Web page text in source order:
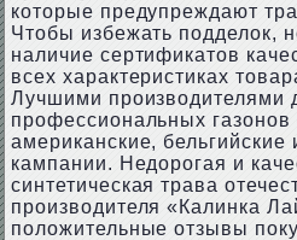
которые предупреждают
Чтобы избежать подделок,
наличие сертификатов
всех характеристиках
Лучшими производителями
профессиональных газонов
американские, бельгийские
кампании. Недорогая и
синтетическая трава
производителя «Калинка
положительные отзывы